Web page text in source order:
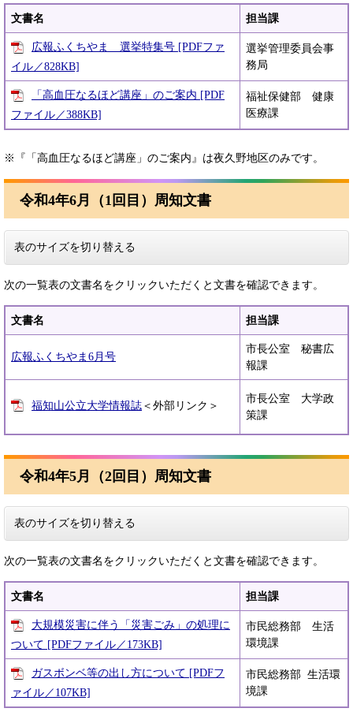
文書名 担当課
広報ふくちやま 選挙特集号 [PDFファ
イル／828KB]
選挙管理委員会事
務局
「高血圧なるほど講座」のご案内 [PDF
ファイル／388KB]
福祉保健部 健康
医療課
※『「高血圧なるほど講座」のご案内』は夜久野地区のみです。
令和4年6月（1回目）周知文書
表のサイズを切り替える
次の一覧表の文書名をクリックいただくと文書を確認できます。
文書名 担当課
広報ふくちやま6月号
市長公室 秘書広
報課
福知山公立大学情報誌 ＜外部リンク＞
市長公室 大学政
策課
令和4年5月（2回目）周知文書
表のサイズを切り替える
次の一覧表の文書名をクリックいただくと文書を確認できます。
文書名 担当課
大規模災害に伴う「災害ごみ」の処理に
ついて [PDFファイル／173KB]
市民総務部 生活
環境課
ガスボンベ等の出し方について [PDFフ
ァイル／107KB]
市民総務部 生活環
境課